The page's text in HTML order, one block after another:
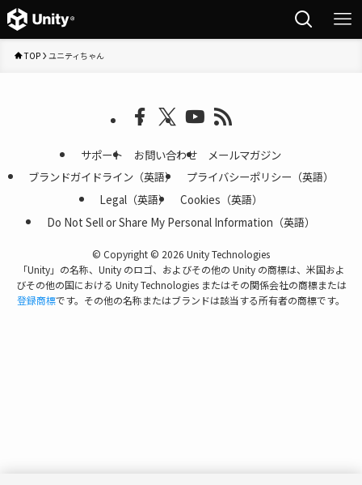
TOP ユニティちゃん
サポート お問い合わせ
メールマガジン
ブランドガイドライン（英語）
プライバシーポリシー（英語）
Legal（英語）
Cookies（英語）
Do Not Sell or Share My Personal Information（英語）
© Copyright © 2026 Unity Technologies
「Unity」の名称、Unity のロゴ、およびその他の Unity の商標は、米国およ
びその他の国における Unity Technologies またはその関係会社の商標または
登録商標です。その他の名称またはブランドは該当する所有者の商標です。